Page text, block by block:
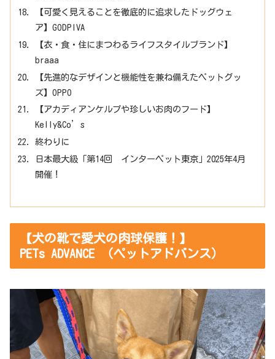
【可愛く見えることを徹底的に追求したドッグウェ
ア】GODPIVA
【衣・食・住にまつわるライフスタイルブランド】
braaa
【先進的なデザインと機能性を兼ね備えたペットグッ
ズ】OPPO
【アカディアンケルプや珍しいお肉のフード】
Kelly&Co’s
終わりに
日本最大級「第14回 インターペット東京」2025年4月
開催！
【犬の靴で愛犬の肉球保護！】
PETs ADVANCE （ペットアドバンス）